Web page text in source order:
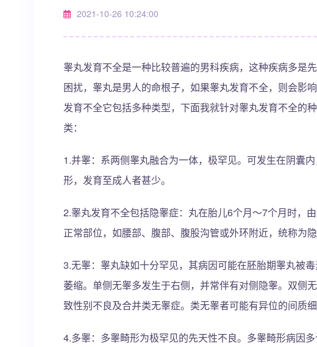
2021-10-26 10:24:00
睾丸发育不全是一种比较普遍的男科疾病，这种疾病多是
困扰，睾丸是男人的命根子，如果睾丸发育不全，则会影
发育不全它包括多种类型，下面我就针对睾丸发育不全的
类：
1.并睾：系两侧睾丸融合为一体，极罕见。可发生在阴囊
形，发育至成人者甚少。
2.睾丸发育不全包括隐睾症：丸在胎儿6个月～7个月时，
正常部位，如腰部、腹部、腹股沟管或外环附近，统称为隐
3.无睾：睾丸缺如十分罕见，其病因可能在胚胎期睾丸被
萎缩。单侧无睾多发生于右侧，并常伴有对侧隐睾。双侧
致性别不良及合并类无睾症。类无睾者可能有异位的间质细
4.多睾：多睾畸形为极罕见的先天性不良。多睾畸形病因